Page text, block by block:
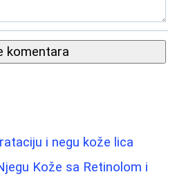
komentara
i negu kože lica
Kože sa Retinolom i